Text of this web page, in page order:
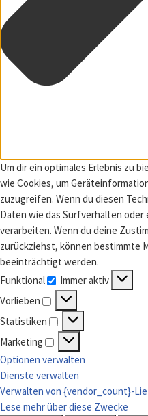
Um dir ein optimales Erlebnis zu
wie Cookies, um
zuzugreifen. Wenn du diesen
Daten wie das Surfverhalten
verarbeiten. Wenn du deine
zurückziehst, können bestimmte
beeinträchtigt werden.
Funktional
Funktional
Immer aktiv
Vorlieben
Vorlieben
Statistiken
Statistiken
Marketing
Marketing
Optionen verwalten
Dienste verwalten
Verwalten von {vendor_count}-
Lese mehr über diese Zwecke